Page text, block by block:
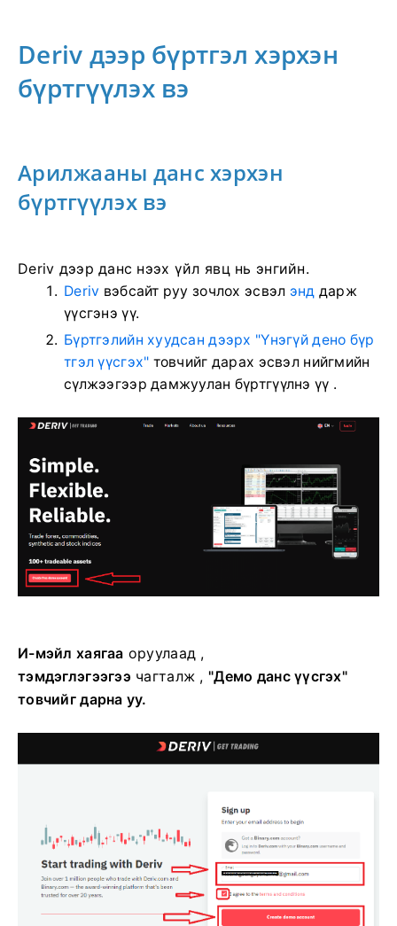
Deriv дээр бүртгэл хэрхэн
бүртгүүлэх вэ
Арилжааны данс хэрхэн
бүртгүүлэх вэ
Deriv дээр данс нээх үйл явц нь энгийн.
Deriv вэбсайт руу зочлохэсвэл энд дарж
үүсгэнэ үү.
Бүртгэлийн хуудсан дээрх "Үнэгүй дено бүр
тгэл үүсгэх" товчийг дарах эсвэл нийгмийн
сүлжээгээр дамжуулан бүртгүүлнэ үү .
И-мэйл хаягаа оруулаад ,
тэмдэглэгээгээ чагталж , "Демо данс үүсгэх"
товчийг дарна уу.